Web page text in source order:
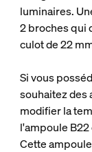
luminaires.
2 broches qui
culot de 22
Si vous
souhaitez des
modifier la
l'ampoule
Cette